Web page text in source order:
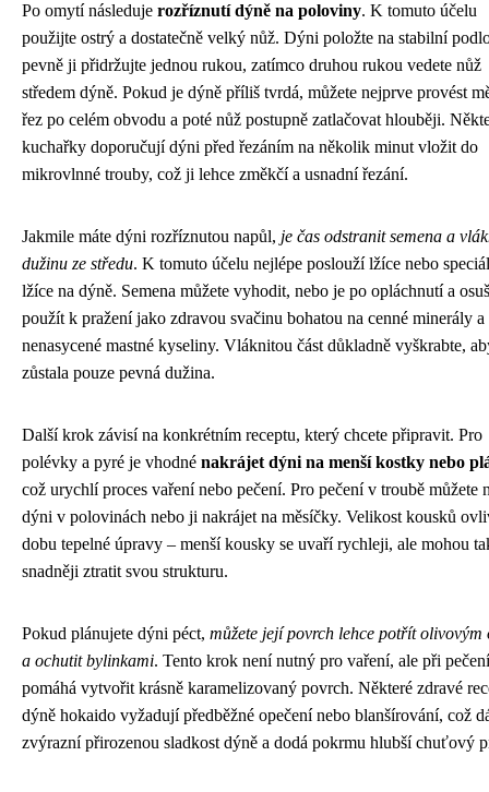
Po omytí následuje rozříznutí dýně na poloviny. K tomuto účelu
použijte ostrý a dostatečně velký nůž. Dýni položte na stabilní
pevně ji přidržujte jednou rukou, zatímco druhou rukou vedete nůž
středem dýně. Pokud je dýně příliš tvrdá, můžete nejprve provést
řez po celém obvodu a poté nůž postupně zatlačovat hlouběji.
kuchařky doporučují dýni před řezáním na několik minut vložit do
mikrovlnné trouby, což ji lehce změkčí a usnadní řezání.
Jakmile máte dýni rozříznutou napůl, je čas odstranit semena a
dužinu ze středu. K tomuto účelu nejlépe poslouží lžíce nebo
lžíce na dýně. Semena můžete vyhodit, nebo je po opláchnutí a
použít k pražení jako zdravou svačinu bohatou na cenné minerály a
nenasycené mastné kyseliny. Vláknitou část důkladně vyškrabte,
zůstala pouze pevná dužina.
Další krok závisí na konkrétním receptu, který chcete připravit. Pro
polévky a pyré je vhodné nakrájet dýni na menší kostky nebo
což urychlí proces vaření nebo pečení. Pro pečení v troubě můžete
dýni v polovinách nebo ji nakrájet na měsíčky. Velikost kousků
dobu tepelné úpravy – menší kousky se uvaří rychleji, ale mohou
snadněji ztratit svou strukturu.
Pokud plánujete dýni péct, můžete její povrch lehce potřít olivovým
a ochutit bylinkami. Tento krok není nutný pro vaření, ale při pečení
pomáhá vytvořit krásně karamelizovaný povrch. Některé zdravé
dýně hokaido vyžadují předběžné opečení nebo blanšírování, což
zvýrazní přirozenou sladkost dýně a dodá pokrmu hlubší chuťový